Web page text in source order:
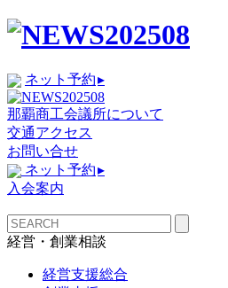
ネット予約▸
那覇商工会議所について
交通アクセス
お問い合せ
ネット予約▸
入会案内
経営・創業相談
経営支援総合